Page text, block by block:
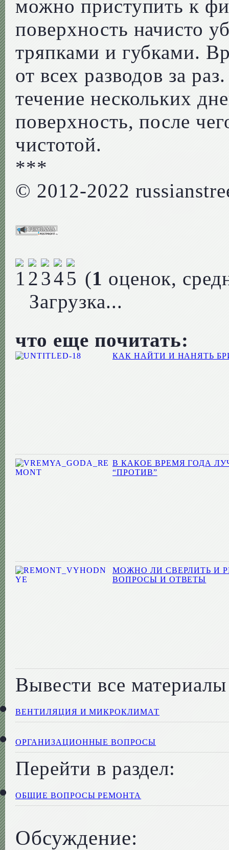
можно приступить к
поверхность начисто
тряпками и губками.
от всех разводов за
течение нескольких
поверхность, после
чистотой.
***
© 2012-2022
(1 оценок,
Загрузка...
что еще почитать:
КАК НАЙТИ И НАНЯТЬ
В КАКОЕ ВРЕМЯ ГОДА
“ПРОТИВ”
МОЖНО ЛИ СВЕРЛИТЬ И
ВОПРОСЫ И ОТВЕТЫ
Вывести все
ВЕНТИЛЯЦИЯ И МИКРОКЛИМАТ
ОРГАНИЗАЦИОННЫЕ ВОПРОСЫ
Перейти в раздел:
ОБЩИЕ ВОПРОСЫ РЕМОНТА
Обсуждение: